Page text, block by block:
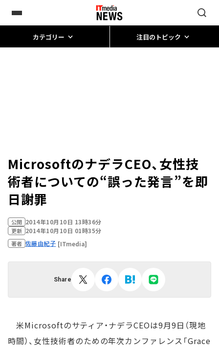
カテゴリー 注目のトピック
MicrosoftのナデラCEO、女性技
術者についての“誤った発言”を即
日謝罪
公開 2014年10月10日 13時36分
更新 2014年10月10日 01時35分
著者 佐藤由紀子 [ITmedia]
Share
米Microsoftのサティア・ナデラCEOは9月9日（現地
時間）、女性技術者のための年次カンファレンス「Grace